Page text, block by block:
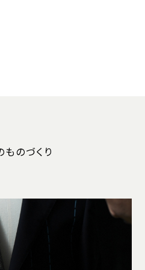
ものづくり